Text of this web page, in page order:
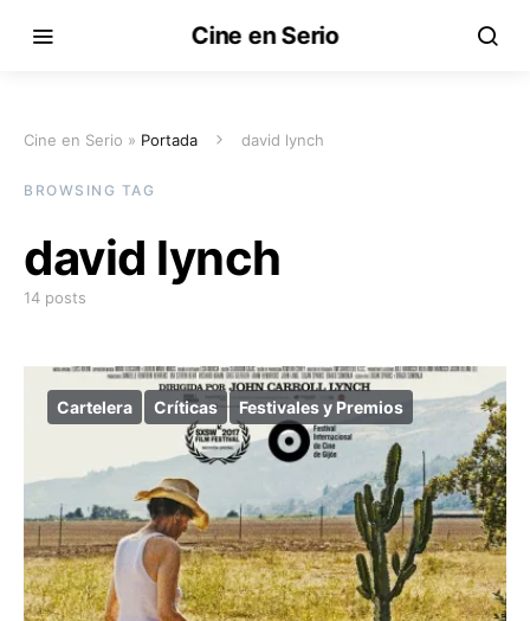
Cine en Serio
Cine en Serio » Portada david lynch
BROWSING TAG
david lynch
14 posts
Cartelera Críticas Festivales y Premios